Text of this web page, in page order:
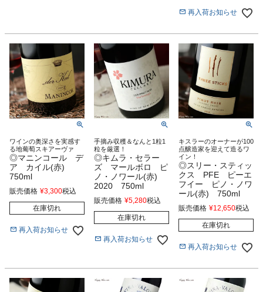
再入荷お知らせ
ワインの奥深さを実感す
る地葡萄スキアーヴァ
◎マニンコール デ
ア カイル(赤)
750ml
販売価格 ¥3,300税込
在庫切れ
再入荷お知らせ
手摘み収穫＆なんと1粒1
粒を厳選！
◎キムラ・セラー
ズ マールボロ ピ
ノ・ノワール(赤)
2020 750ml
販売価格 ¥5,280税込
在庫切れ
再入荷お知らせ
キスラーのオーナーが100
点醸造家を迎えて造るワ
イン！
◎スリー・スティッ
クス PFE ピーエ
フイー ピノ・ノワ
ール(赤) 750ml
販売価格 ¥12,650税込
在庫切れ
再入荷お知らせ